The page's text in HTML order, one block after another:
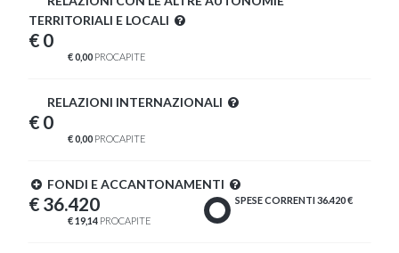
TERRITORIALI E LOCALI
€ 0
€ 0,00 PROCAPITE
RELAZIONI INTERNAZIONALI
€ 0
€ 0,00 PROCAPITE
FONDI E ACCANTONAMENTI
€ 36.420
€ 19,14 PROCAPITE
SPESE CORRENTI 36.420 €